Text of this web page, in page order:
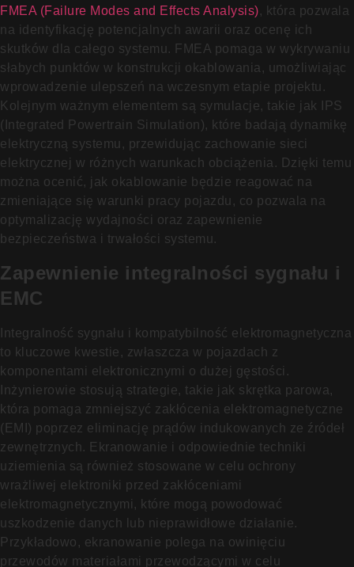
FMEA (Failure Modes and Effects Analysis), która pozwala
na identyfikację potencjalnych awarii oraz ocenę ich
skutków dla całego systemu. FMEA pomaga w wykrywaniu
słabych punktów w konstrukcji okablowania, umożliwiając
wprowadzenie ulepszeń na wczesnym etapie projektu.
Kolejnym ważnym elementem są symulacje, takie jak IPS
(Integrated Powertrain Simulation), które badają dynamikę
elektryczną systemu, przewidując zachowanie sieci
elektrycznej w różnych warunkach obciążenia. Dzięki temu
można ocenić, jak okablowanie będzie reagować na
zmieniające się warunki pracy pojazdu, co pozwala na
optymalizację wydajności oraz zapewnienie
bezpieczeństwa i trwałości systemu.
Zapewnienie integralności sygnału i
EMC
Integralność sygnału i kompatybilność elektromagnetyczna
to kluczowe kwestie, zwłaszcza w pojazdach z
komponentami elektronicznymi o dużej gęstości.
Inżynierowie stosują strategie, takie jak skrętka parowa,
która pomaga zmniejszyć zakłócenia elektromagnetyczne
(EMI) poprzez eliminację prądów indukowanych ze źródeł
zewnętrznych. Ekranowanie i odpowiednie techniki
uziemienia są również stosowane w celu ochrony
wrażliwej elektroniki przed zakłóceniami
elektromagnetycznymi, które mogą powodować
uszkodzenie danych lub nieprawidłowe działanie.
Przykładowo, ekranowanie polega na owinięciu
przewodów materiałami przewodzącymi w celu